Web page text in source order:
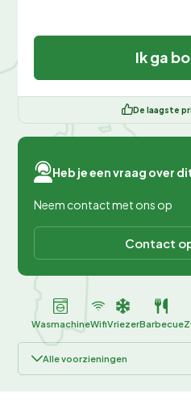
Ik ga
De laagste
Heb je een vraag over
Neem contact met ons op
Contact
WasmachineWifiVriezerBarbecue
Alle voorzieningen